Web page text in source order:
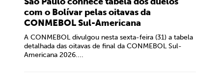
com o Bolívar pelas oitavas da
CONMEBOL Sul-Americana
A CONMEBOL divulgou nesta sexta-feira (31) a tabela
detalhada das oitavas de final da CONMEBOL Sul-
Americana 2026....